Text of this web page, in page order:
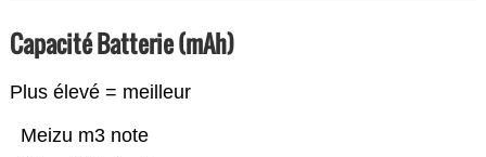
Capacité Batterie (mAh)
Plus élevé = meilleur
Meizu m3 note